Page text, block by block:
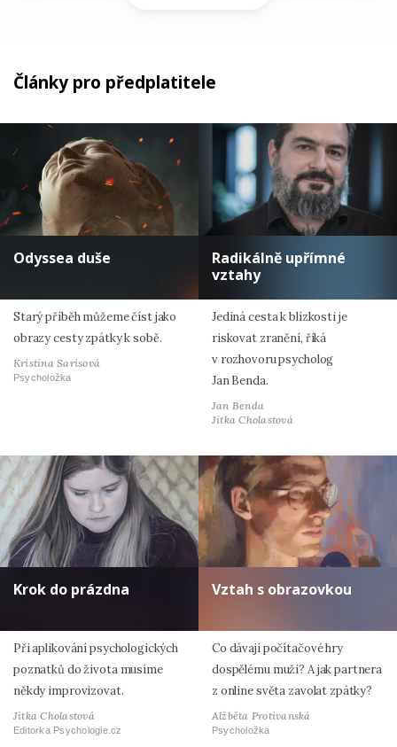
Články pro předplatitele
Odyssea duše
Starý příběh můžeme číst jako
obrazy cesty zpátky k sobě.
Kristina Sarisová
Psycholožka
Radikálně upřímné
vztahy
Jediná cesta k blízkosti je
riskovat zranění, říká
v rozhovoru psycholog
Jan Benda.
Jan Benda
Jitka Cholastová
Krok do prázdna
Při aplikování psychologických
poznatků do života musíme
někdy improvizovat.
Jitka Cholastová
Editorka Psychologie.cz
Vztah s obrazovkou
Co dávají počítačové hry
dospělému muži? A jak partnera
z online světa zavolat zpátky?
Alžběta Protivanská
Psycholožka